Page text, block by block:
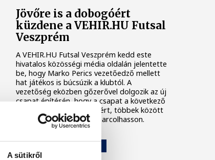
A sütikről
Jövőre is a dobogóért
küzdene a VEHIR.HU Futsal
Veszprém
A VEHIR.HU Futsal Veszprém kedd este
hivatalos közösségi média oldalán jelentette
be, hogy Marko Perics vezetőedző mellett
hat játékos is búcsúzik a klubtól. A
vezetőség eközben gőzerővel dolgozik az új
csapat építésén, hogy a csapat a következő
idényben is komoly célokért, többek között
dobogós helyezésekért harcolhasson.